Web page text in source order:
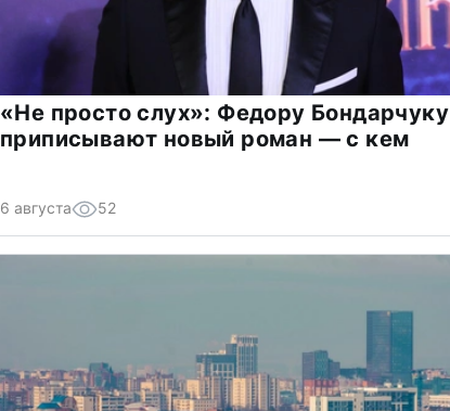
«Не просто слух»: Федору Бондарчуку
приписывают новый роман — с кем
6 августа 52